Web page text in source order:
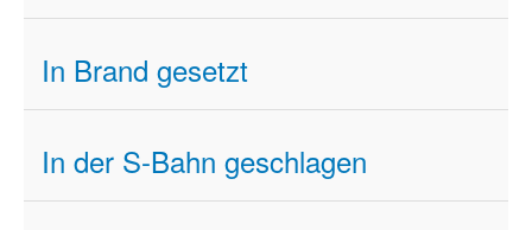
In Brand gesetzt
In der S-Bahn geschlagen